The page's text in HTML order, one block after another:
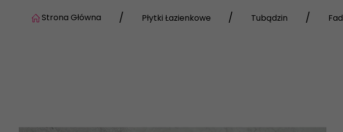
Strona Główna Płytki Łazienkowe Tubądzin